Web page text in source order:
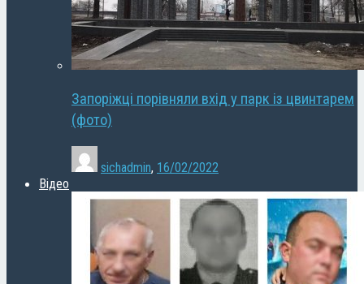
Запоріжці порівняли вхід у парк із цвинтарем
(фото)
sichadmin, 16/02/2022
Відео